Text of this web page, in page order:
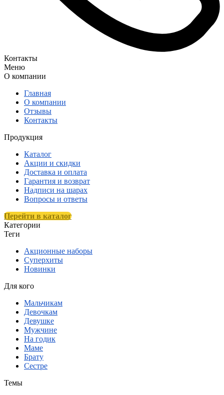
Контакты
Меню
О компании
Главная
О компании
Отзывы
Контакты
Продукция
Каталог
Акции и скидки
Доставка и оплата
Гарантия и возврат
Надписи на шарах
Вопросы и ответы
Перейти в каталог
Категории
Теги
Акционные наборы
Суперхиты
Новинки
Для кого
Мальчикам
Девочкам
Девушке
Мужчине
На годик
Маме
Брату
Сестре
Темы